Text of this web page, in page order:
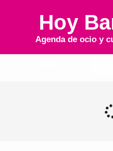
Hoy
Agenda de ocio y